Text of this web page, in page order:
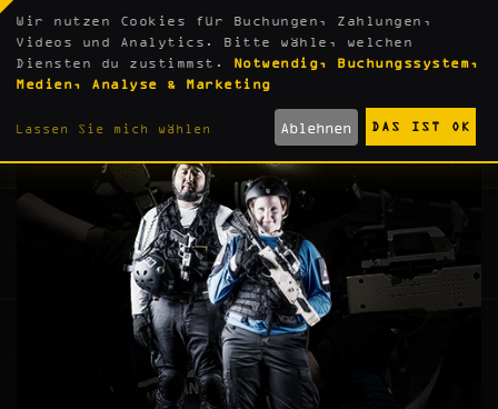
ERWACHSENE
Wir nutzen Cookies für Buchungen, Zahlungen,
Videos und Analytics. Bitte wähle, welchen
Diensten du zustimmst.
Notwendig, Buchungssystem,
Medien, Analyse & Marketing
Lassen Sie mich wählen Ablehnen DAS IST OK